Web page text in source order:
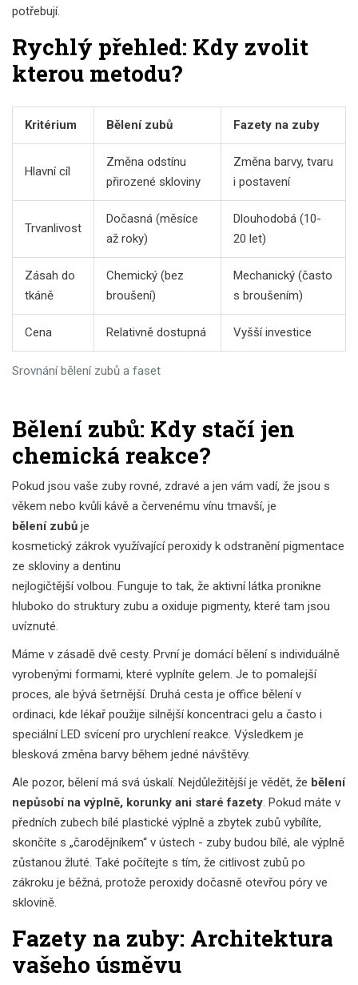
potřebují.
Rychlý přehled: Kdy zvolit
kterou metodu?
Srovnání bělení zubů a faset
Kritérium Bělení zubů Fazety na zuby
Hlavní cíl
Změna odstínu
přirozené skloviny
Změna barvy, tvaru
i postavení
Trvanlivost
Dočasná (měsíce
až roky)
Dlouhodobá (10-
20 let)
Zásah do
tkáně
Chemický (bez
broušení)
Mechanický (často
s broušením)
Cena Relativně dostupná Vyšší investice
Bělení zubů: Kdy stačí jen
chemická reakce?
Pokud jsou vaše zuby rovné, zdravé a jen vám vadí, že jsou s
věkem nebo kvůli kávě a červenému vínu tmavší, je
bělení zubů je
kosmetický zákrok využívající peroxidy k odstranění pigmentace
ze skloviny a dentinu
nejlogičtější volbou. Funguje to tak, že aktivní látka pronikne
hluboko do struktury zubu a oxiduje pigmenty, které tam jsou
uvíznuté.
Máme v zásadě dvě cesty. První je domácí bělení s individuálně
vyrobenými formami, které vyplníte gelem. Je to pomalejší
proces, ale bývá šetrnější. Druhá cesta je office bělení v
ordinaci, kde lékař použije silnější koncentraci gelu a často i
speciální LED svícení pro urychlení reakce. Výsledkem je
blesková změna barvy během jedné návštěvy.
Ale pozor, bělení má svá úskalí. Nejdůležitější je vědět, že bělení
nepůsobí na výplně, korunky ani staré fazety. Pokud máte v
předních zubech bílé plastické výplně a zbytek zubů vybílíte,
skončíte s „čarodějníkem“ v ústech - zuby budou bílé, ale výplně
zůstanou žluté. Také počítejte s tím, že citlivost zubů po
zákroku je běžná, protože peroxidy dočasně otevřou póry ve
sklovině.
Fazety na zuby: Architektura
vašeho úsměvu